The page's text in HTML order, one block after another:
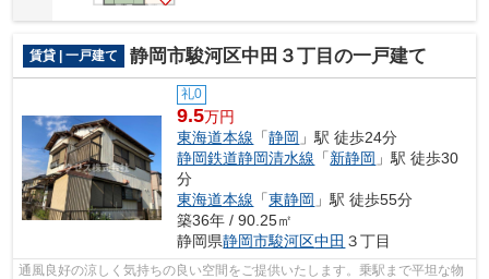
賃貸 | 一戸建て 静岡市駿河区中田３丁目の一戸建て
礼0
9.5万円
東海道本線 「静岡 」駅 徒歩24分
静岡鉄道静岡清水線 「新静岡 」駅 徒歩30
分
東海道本線 「東静岡 」駅 徒歩55分
築36年 / 90.25㎡
静岡県静岡市駿河区中田 ３丁目
通風良好の涼しく気持ちの良い空間をご提供いたします。乗駅まで平坦な物